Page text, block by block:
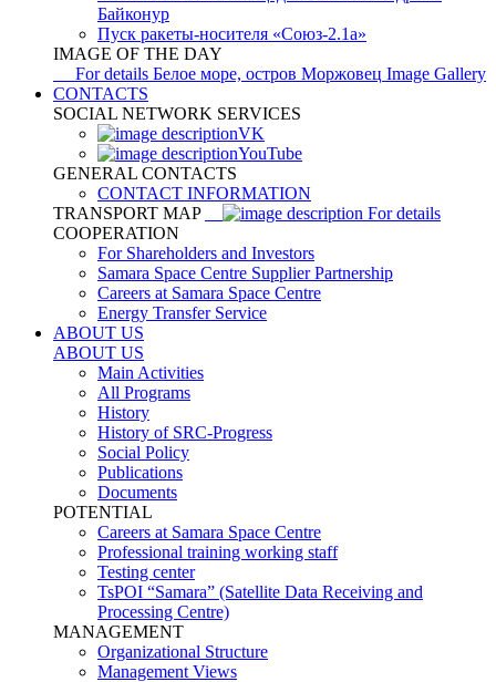
Байконур
Пуск ракеты-носителя «Союз-2.1а»
IMAGE OF THE DAY
For details Белое море, остров Моржовец Image Gallery
CONTACTS
SOCIAL NETWORK SERVICES
VK
YouTube
GENERAL CONTACTS
CONTACT INFORMATION
TRANSPORT MAP
For details
COOPERATION
For Shareholders and Investors
Samara Space Centre Supplier Partnership
Careers at Samara Space Centre
Energy Transfer Service
ABOUT US
ABOUT US
Main Activities
All Programs
History
History of SRC-Progress
Social Policy
Publications
Documents
POTENTIAL
Careers at Samara Space Centre
Professional training working staff
Testing center
TsPOI “Samara” (Satellite Data Receiving and
Processing Centre)
MANAGEMENT
Organizational Structure
Management Views